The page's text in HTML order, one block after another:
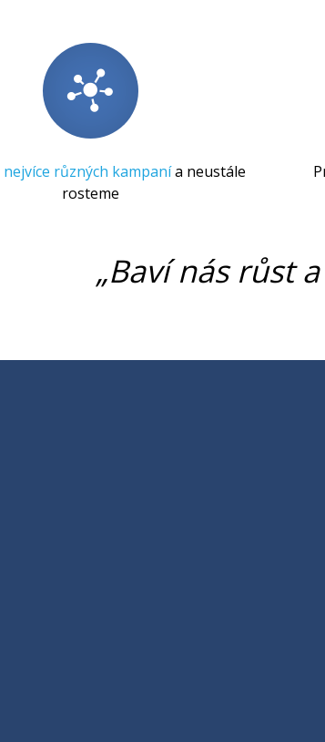
nejvíce různých kampanía neustále
rosteme
„Baví nás růst